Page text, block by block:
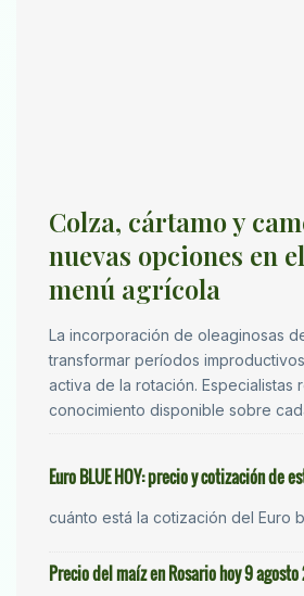
Colza, cártamo y
nuevas opciones en
menú agrícola
La incorporación de oleaginosas
transformar períodos
activa de la rotación. Especialistas
conocimiento disponible sobre
Euro BLUE HOY: precio y cotización de
cuánto está la cotización del Euro
Precio del maíz en Rosario hoy 9